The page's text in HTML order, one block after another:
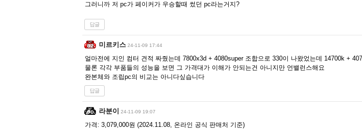
그러니까 저 pc가 페이커가 우승할때 썼던 pc라는거지?
답글
미르키스 24-11-09 17:44
얼마전에 지인 컴터 견적 짜줬는데 7800x3d + 4080super 조합으로 330이 나왔었는데 14700k +
물론 각각 부품들의 성능을 보면 그 가격대가 이해가 안되는건 아니지만 언밸런스해요
완본체와 조립pc의 비교는 아니다싶습니다
답글
라분이 24-11-09 19:07
가격: 3,079,000원 (2024.11.08, 온라인 공식 판매처 기준)